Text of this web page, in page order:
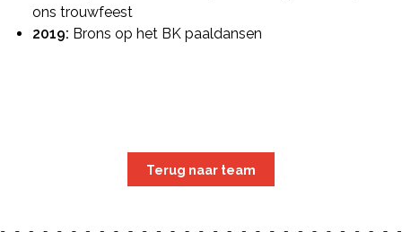
ons trouwfeest
2019: Brons op het BK paaldansen
Terug naar team